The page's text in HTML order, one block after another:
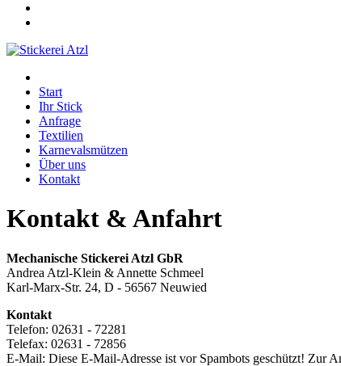
Start
Ihr Stick
Anfrage
Textilien
Karnevalsmützen
Über uns
Kontakt
Kontakt & Anfahrt
Mechanische Stickerei Atzl GbR
Andrea Atzl-Klein & Annette Schmeel
Karl-Marx-Str. 24, D - 56567 Neuwied
Kontakt
Telefon: 02631 - 72281
Telefax: 02631 - 72856
E-Mail: Diese E-Mail-Adresse ist vor Spambots geschützt! Zur